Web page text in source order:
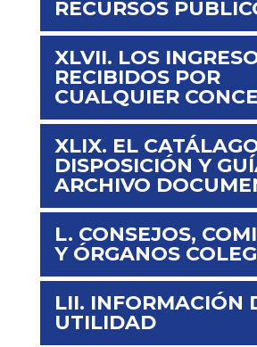
RECURSOS
XLVII. LOS
RECIBIDOS POR
CUALQUIER
XLIX. EL
DISPOSICIÓN Y
ARCHIVO
L. CONSEJOS,
Y ÓRGANOS
LII. INFORMACIÓN
UTILIDAD